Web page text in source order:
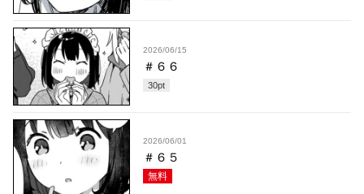
2026/06/15
＃６６
30pt
2026/06/01
＃６５
無料